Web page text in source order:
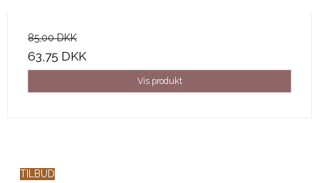
85,00 DKK
63,75 DKK
Vis produkt
TILBUD